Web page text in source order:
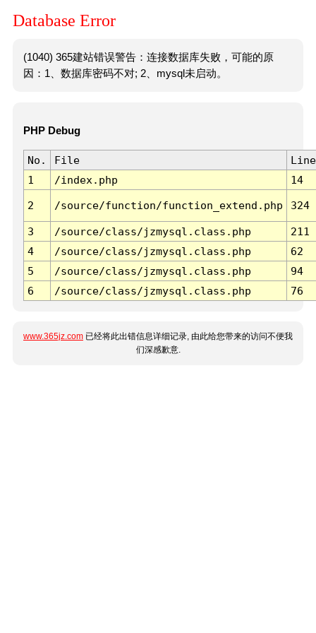
Database Error
(1040) 365建站错误警告：连接数据库失败，可能的原
因：1、数据库密码不对; 2、mysql未启动。
PHP Debug
No. File
Line
1
/index.php 14
2 /source/function/function_extend.php 324
3 /source/class/jzmysql.class.php
211
4
/source/class/jzmysql.class.php
62
5
/source/class/jzmysql.class.php
94
6
/source/class/jzmysql.class.php 76
www.365jz.com 已经将此出错信息详细记录, 由此给您带来的访问不便我
们深感歉意.